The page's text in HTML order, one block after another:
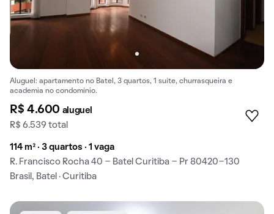
Aluguel: apartamento no Batel, 3 quartos, 1 suíte, churrasqueira e
academia no condomínio.
R$ 4.600 aluguel
R$ 6.539 total
114 m² · 3 quartos · 1 vaga
R. Francisco Rocha 40 - Batel Curitiba - Pr 80420-130
Brasil, Batel · Curitiba